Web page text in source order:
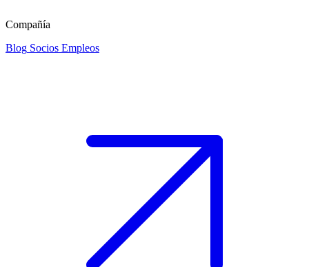
Compañía
Blog Socios Empleos